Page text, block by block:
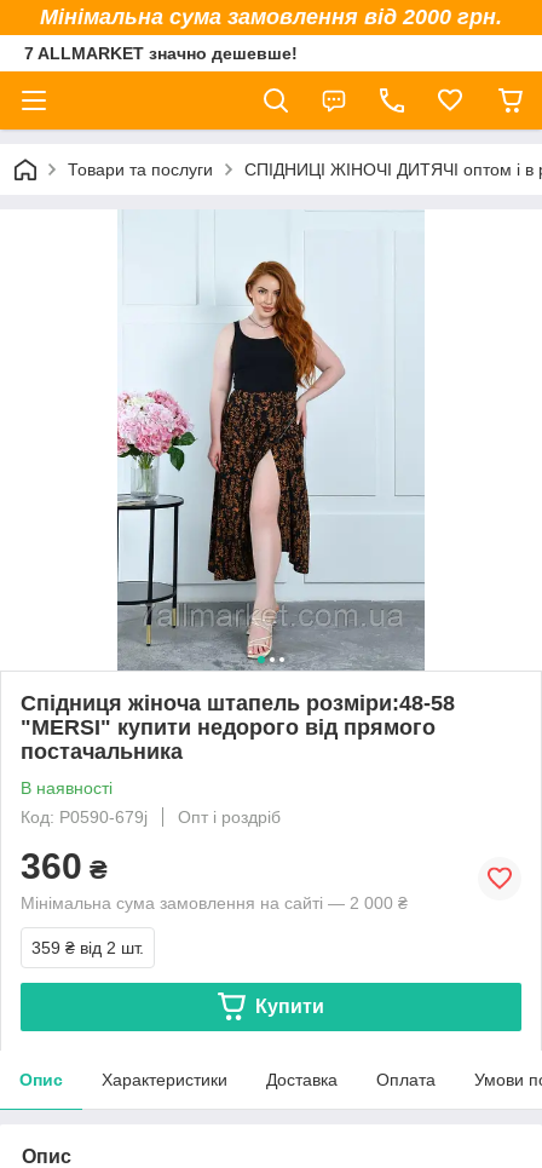
Мінімальна сума замовлення від 2000 грн.
7 ALLMARKET значно дешевше!
Товари та послуги СПІДНИЦІ ЖІНОЧІ ДИТЯЧІ оптом і в
Спідниця жіноча штапель розміри:48-58
"MERSI" купити недорого від прямого
постачальника
В наявності
Код: P0590-679j
Опт і роздріб
360 ₴
Мінімальна сума замовлення на сайті — 2 000 ₴
359 ₴ від 2 шт.
Купити
Опис Характеристики Доставка Оплата Умови
Опис